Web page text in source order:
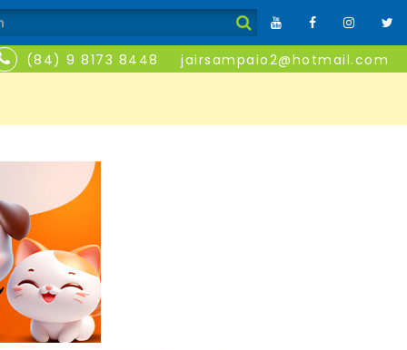
(84) 9 8173 8448 jairsampaio2@hotmail.com